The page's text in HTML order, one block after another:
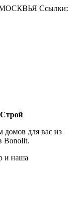
Ссылки:
домов для вас из
Bonolit.
и наша